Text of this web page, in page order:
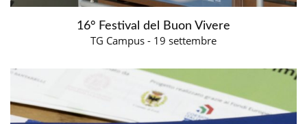
16° Festival del Buon Vivere
TG Campus - 19 settembre